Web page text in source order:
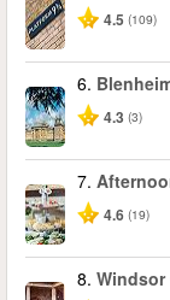
4.5 (109)
6.
4.3 (3)
7.
4.6 (19)
8. Windsor